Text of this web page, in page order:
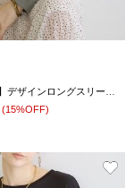
(15%OFF)